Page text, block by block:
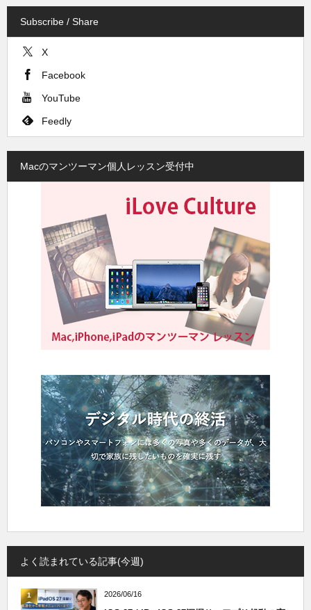
Subscribe / Share
X
Facebook
YouTube
Feedly
Macのマンツーマン個人レッスン受付中
よく読まれている記事(今週)
1 2026/06/16